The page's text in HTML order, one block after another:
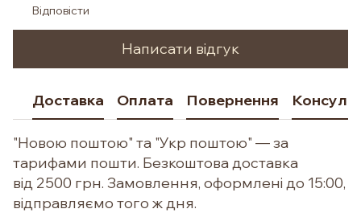
Відповісти
Написати відгук
Доставка Оплата Повернення
"Новою поштою" та "Укр поштою" — за
тарифами пошти. Безкоштова доставка
від 2500 грн. Замовлення, оформлені до 15:00,
відправляємо того ж дня.